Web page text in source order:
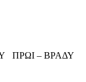
ΠΡΩΙ – ΒΡΑΔΥ